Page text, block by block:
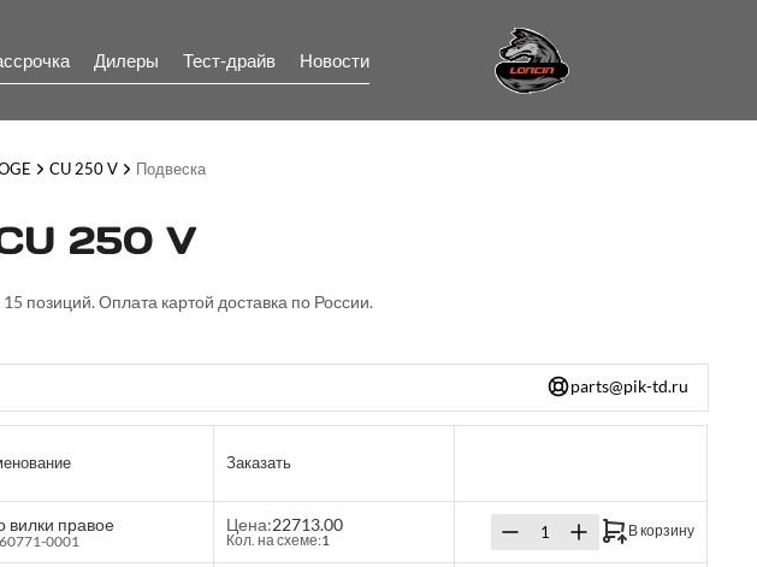
Дилеры Тест-драйв Новости
CU 250 V Подвеска
250 V
позиций. Оплата картой доставка по России.
parts@pik-td.ru
Заказать
вилки правое
0001
Цена:22713.00
Кол. на схеме:1
В корзину